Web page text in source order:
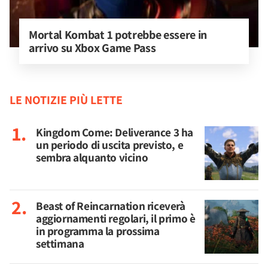
Mortal Kombat 1 potrebbe essere in
arrivo su Xbox Game Pass
LE NOTIZIE PIÙ LETTE
Kingdom Come: Deliverance 3 ha
un periodo di uscita previsto, e
sembra alquanto vicino
Beast of Reincarnation riceverà
aggiornamenti regolari, il primo è
in programma la prossima
settimana